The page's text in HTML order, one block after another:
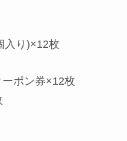
入り)×12枚
ポン券×12枚